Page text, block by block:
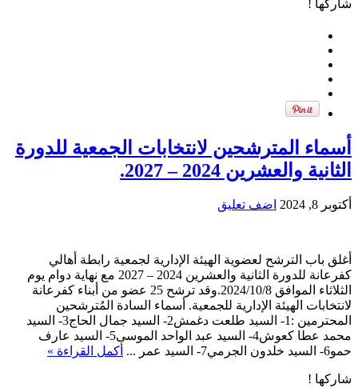
شاركها !
أسماء المترشحين لانتخابات الجمعية للدورة
الثانية والعشرين 2024 – 2027.
أكتوبر 8, 2024 اضف تعليق
أغلق باب الترشح لعضوية الهيئة الإدارية لجمعية رابطة أهالي
كفرعانة للدورة الثانية والعشرين 2024 – 2027 مع نهاية دوام يوم
الثلاثاء الموافق 2024/10/8.وقد ترشح 25 عضو من أبناء كفرعانة
لانتخابات الهيئة الإدارية للجمعية. أسماء السادة المُترشحين
المحترمين :1- السيد طلعت دغمش2- السيد جمال الحاج3- السيد
محمد عطا كعوش4- السيد عبد الواحد الموسى5- السيد عارف
حمو6- السيد خلدون الجرمي7- السيد عمر ...
أكمل القراءة »
شاركها !